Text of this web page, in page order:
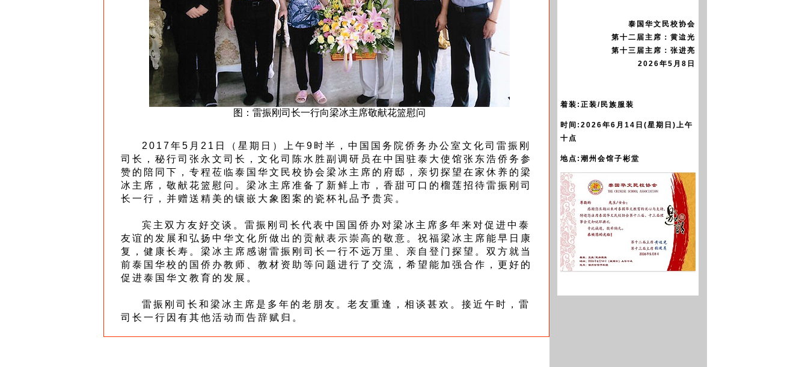
图：雷振刚司长一行向梁冰主席敬献花篮慰问
2017年5月21日（星期日）上午9时半，中国国务院侨务办公室文化司雷振刚
司长，秘行司张永文司长，文化司陈水胜副调研员在中国驻泰大使馆张东浩侨务参
赞的陪同下，专程莅临泰国华文民校协会梁冰主席的府邸，亲切探望在家休养的梁
冰主席，敬献花篮慰问。梁冰主席准备了新鲜上市，香甜可口的榴莲招待雷振刚司
长一行，并赠送精美的镶嵌大象图案的瓷杯礼品予贵宾。
宾主双方友好交谈。雷振刚司长代表中国国侨办对梁冰主席多年来对促进中泰
友谊的发展和弘扬中华文化所做出的贡献表示崇高的敬意。祝福梁冰主席能早日康
复，健康长寿。梁冰主席感谢雷振刚司长一行不远万里、亲自登门探望。双方就当
前泰国华校的国侨办教师、教材资助等问题进行了交流，希望能加强合作，更好的
促进泰国华文教育的发展。
雷振刚司长和梁冰主席是多年的老朋友。老友重逢，相谈甚欢。接近午时，雷
司长一行因有其他活动而告辞赋归。
泰国华文民校协会
第十二届主席：黄迨光
第十三届主席：张进亮
2026年5月8日
着装:正装/民族服装
时间:2026年6月14日(星期日)上午
十点
地点:潮州会馆子彬堂